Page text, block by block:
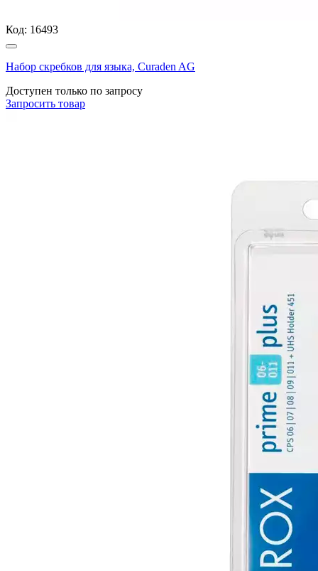
Код: 16493
Набор скребков для языка, Curaden AG
Доступен только по запросу
Запросить товар